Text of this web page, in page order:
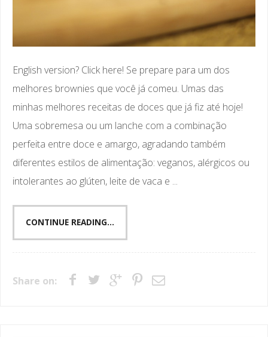
English version? Click here! Se prepare para um dos
melhores brownies que você já comeu. Umas das
minhas melhores receitas de doces que já fiz até hoje!
Uma sobremesa ou um lanche com a combinação
perfeita entre doce e amargo, agradando também
diferentes estilos de alimentação: veganos, alérgicos ou
intolerantes ao glúten, leite de vaca e ...
CONTINUE READING...
Share on: